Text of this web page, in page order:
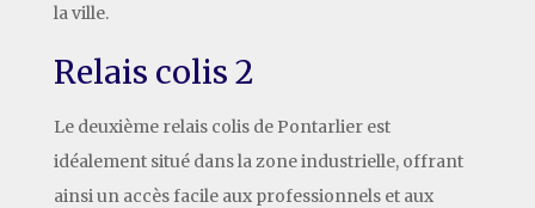
la ville.
Relais colis 2
Le deuxième relais colis de Pontarlier est
idéalement situé dans la zone industrielle, offrant
ainsi un accès facile aux professionnels et aux